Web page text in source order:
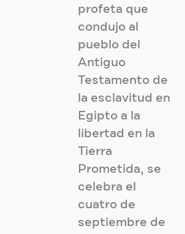
profeta que
condujo al
pueblo del
Antiguo
Testamento de
la esclavitud en
Egipto a la
libertad en la
Tierra
Prometida, se
celebra el
cuatro de
septiembre de